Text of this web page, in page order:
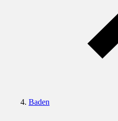
Baden